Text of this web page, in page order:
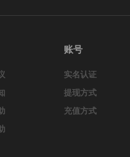
账号
实名认证
提现方式
充值方式